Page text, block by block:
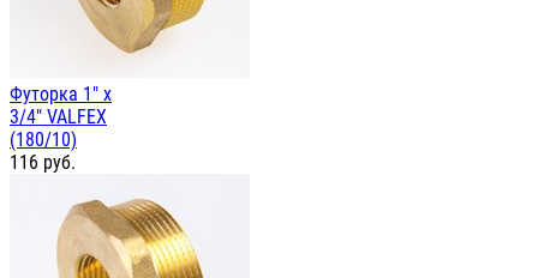
Футорка 1" х
3/4" VALFEX
(180/10)
116 руб.